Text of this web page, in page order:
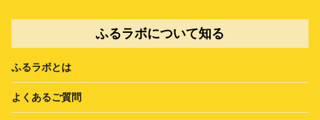
ふるラボについて知る
ふるラボとは
よくあるご質問